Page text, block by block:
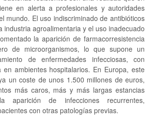
en alerta a profesionales y autoridades
mundo. El uso indiscriminado de antibióticos
industria agroalimentaria y el uso inadecuado
la aparición de farmacorresistencia
de microorganismos, lo que supone un
de enfermedades infecciosas, con
en ambientes hospitalarios. En Europa, este
un coste de unos 1.500 millones de euros,
más caros, más y más largas estancias
aparición de infecciones recurrentes,
con otras patologías previas.